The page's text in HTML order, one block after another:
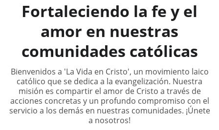
Fortaleciendo la fe y el
amor en nuestras
comunidades católicas
Bienvenidos a 'La Vida en Cristo', un movimiento laico
católico que se dedica a la evangelización. Nuestra
misión es compartir el amor de Cristo a través de
acciones concretas y un profundo compromiso con el
servicio a los demás en nuestras comunidades. ¡Únete
a nosotros!